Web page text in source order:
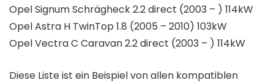
Opel Signum Schrägheck 2.2 direct (2003 – ) 114kW
Opel Astra H TwinTop 1.8 (2005 – 2010) 103kW
Opel Vectra C Caravan 2.2 direct (2003 – ) 114kW
Diese Liste ist ein Beispiel von allen kompatiblen